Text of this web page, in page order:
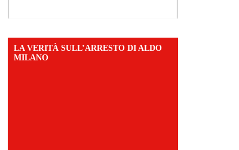
LA VERITÀ SULL’ARRESTO DI ALDO
MILANO